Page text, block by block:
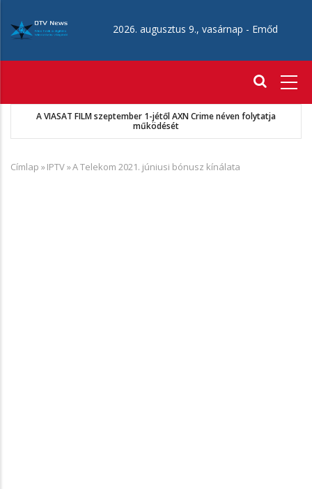
tartalomra
2026. augusztus 9., vasárnap - Emőd
A VIASAT FILM szeptember 1-jétől AXN Crime néven folytatja
működését
Morzsa
Címlap »IPTV»A Telekom 2021. júniusi bónusz kínálata